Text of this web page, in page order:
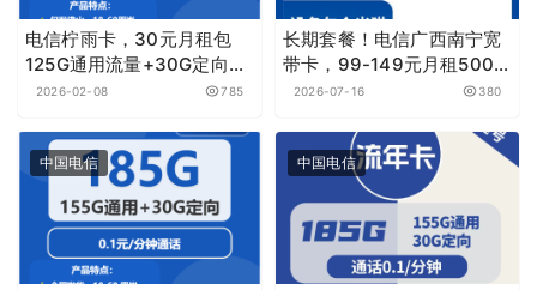
电信柠雨卡，30元月租包
125G通用流量+30G定向流
量+100分钟
2026-02-08 785
长期套餐！电信广西南宁宽
带卡，99-149元月租500-
1000M20-170G+400-
2026-07-16 380
中国电信 中国电信